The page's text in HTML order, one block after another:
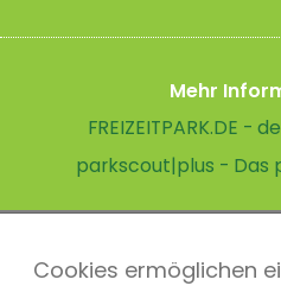
Cookies ermöglichen
Mehr
FREIZEITPARK.DE -
parkscout|plus - Das